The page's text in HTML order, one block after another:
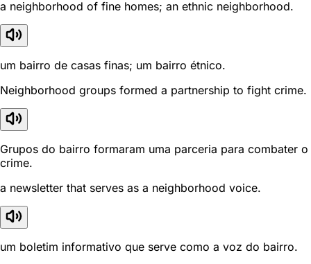
a neighborhood of fine homes; an ethnic neighborhood.
um bairro de casas finas; um bairro étnico.
Neighborhood groups formed a partnership to fight crime.
Grupos do bairro formaram uma parceria para combater o
crime.
a newsletter that serves as a neighborhood voice.
um boletim informativo que serve como a voz do bairro.